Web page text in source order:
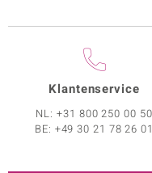
Klantenservice
NL:+31 800 250 00 50
BE: +49 30 21 78 26 01